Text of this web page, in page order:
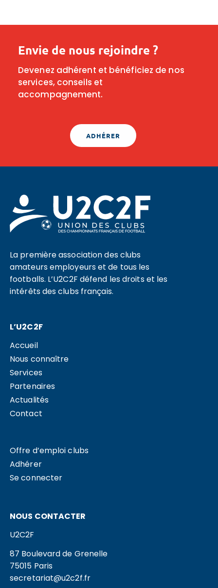
Envie de nous rejoindre ?
Devenez adhérent et bénéficiez de nos
services, conseils et
accompagnement.
ADHÉRER
La première association des clubs
amateurs employeurs et de tous les
footballs. L’U2C2F défend les droits et les
intérêts des clubs français.
L’U2C2F
Accueil
Nous connaître
Services
Partenaires
Actualités
Contact
Offre d’emploi clubs
Adhérer
Se connecter
NOUS CONTACTER
U2C2F
87 Boulevard de Grenelle
75015 Paris
secretariat@u2c2f.fr